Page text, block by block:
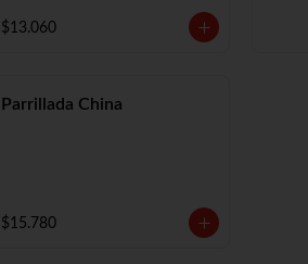
$13.060
Parrillada China
$15.780